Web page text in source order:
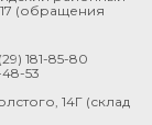
(обращения
181-85-80
48-53
14Г (склад